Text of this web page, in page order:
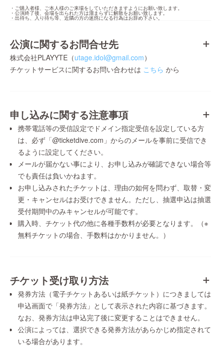
・ご購入者様、ご本人様のご来場をしていただきますようにお願い致します。
・公演終了後、会場を出られた方は溜まらずに解散をお願い致します。
・出待ち、入り待ち等、近隣の方の迷惑になる行為はお辞め下さい。
公演に関するお問合せ先
株式会社PLAYYTE（utage.idol@gmail.com）
チケットサービスに関するお問い合わせは こちら から
申し込みに関する注意事項
携帯電話等の受信設定でドメイン指定受信を設定している方
は、必ず「@ticketdive.com」からのメールを事前に受信でき
るように設定してください。
メールが届かない事により、お申し込みが確認できない場合等
でも責任は負いかねます。
お申し込みされたチケットは、理由の如何を問わず、取替・変
更・キャンセルはお受けできません。ただし、抽選申込は抽選
受付期間中のみキャンセルが可能です。
購入時、チケット代の他に各種手数料が必要となります。（※
無料チケットの場合、手数料はかかりません。）
チケット受け取り方法
発券方法（電子チケットあるいは紙チケット）につきましては
申込画面で「発券方法」として表示された内容に基づきます。
なお、発券方法は申込完了後に変更することはできません。
公演によっては、選択できる発券方法があらかじめ指定されて
いる場合があります。